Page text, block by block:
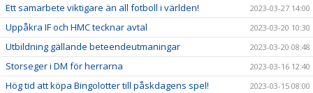
Ett samarbete viktigare än all fotboll i världen! 2023-03-27 14:00
Uppåkra IF och HMC tecknar avtal 2023-03-20 10:30
Utbildning gällande beteendeutmaningar 2023-03-20 08:48
Storseger i DM för herrarna 2023-03-16 12:40
Hög tid att köpa Bingolotter till påskdagens spel! 2023-03-15 08:00